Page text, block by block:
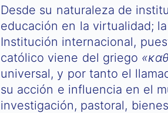
Desde su naturaleza de
educación en la virtualidad;
Institución internacional,
católico viene del griego
universal, y por tanto el
su acción e influencia en el
investigación, pastoral,